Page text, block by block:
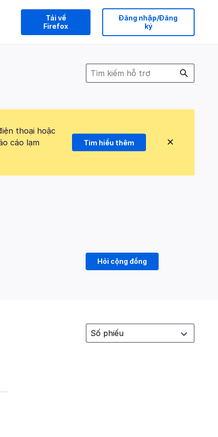
Tải về
Firefox
Đăng nhập/Đăng
ký
thoại hoặc
cáo lạm
Tìm hiểu thêm
Hỏi cộng đồng